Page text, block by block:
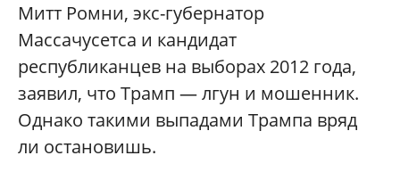
Митт Ромни, экс-губернатор
Массачусетса и кандидат
республиканцев на выборах 2012 года,
заявил, что Трамп — лгун и мошенник.
Однако такими выпадами Трампа вряд
ли остановишь.